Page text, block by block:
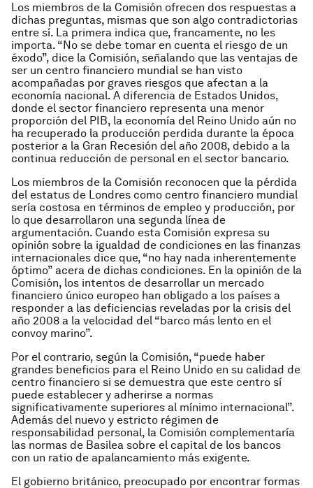
Los miembros de la Comisión ofrecen dos respuestas a
dichas preguntas, mismas que son algo contradictorias
entre sí. La primera indica que, francamente, no les
importa. “No se debe tomar en cuenta el riesgo de un
éxodo”, dice la Comisión, señalando que las ventajas de
ser un centro financiero mundial se han visto
acompañadas por graves riesgos que afectan a la
economía nacional. A diferencia de Estados Unidos,
donde el sector financiero representa una menor
proporción del PIB, la economía del Reino Unido aún no
ha recuperado la producción perdida durante la época
posterior a la Gran Recesión del año 2008, debido a la
continua reducción de personal en el sector bancario.
Los miembros de la Comisión reconocen que la pérdida
del estatus de Londres como centro financiero mundial
sería costosa en términos de empleo y producción, por
lo que desarrollaron una segunda línea de
argumentación. Cuando esta Comisión expresa su
opinión sobre la igualdad de condiciones en las finanzas
internacionales dice que, “no hay nada inherentemente
óptimo” acera de dichas condiciones. En la opinión de la
Comisión, los intentos de desarrollar un mercado
financiero único europeo han obligado a los países a
responder a las deficiencias reveladas por la crisis del
año 2008 a la velocidad del “barco más lento en el
convoy marino”.
Por el contrario, según la Comisión, “puede haber
grandes beneficios para el Reino Unido en su calidad de
centro financiero si se demuestra que este centro sí
puede establecer y adherirse a normas
significativamente superiores al mínimo internacional”.
Además del nuevo y estricto régimen de
responsabilidad personal, la Comisión complementaría
las normas de Basilea sobre el capital de los bancos
con un ratio de apalancamiento más exigente.
El gobierno británico, preocupado por encontrar formas